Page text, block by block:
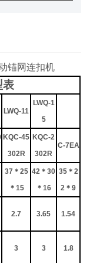
锚网连扣机
表
LWQ-11
LWQ-1
5
KQC-45
302R
KQC-2
302R
C-7EA
37＊25
＊15
42＊30
＊16
35＊2
2＊9
2.7 3.65 1.54
3 3 1.8